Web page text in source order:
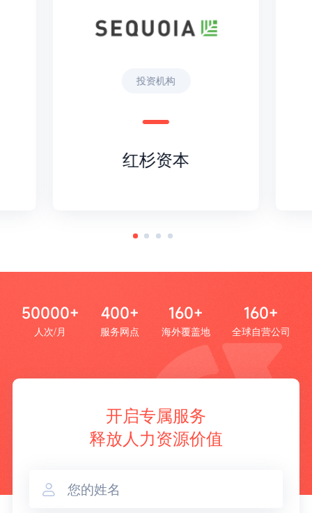
投资机构
红杉资本
50000+
人次/月
400+
服务网点
160+
海外覆盖地
160+
全球自营公司
开启专属服务
释放人力资源价值
